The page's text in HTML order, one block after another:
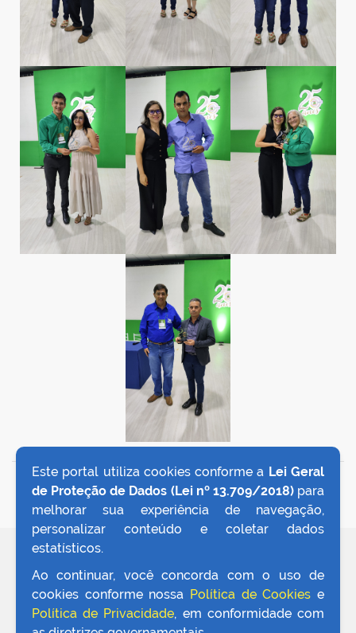
VOLTAR AO TOPO
Este portal utiliza cookies conforme a Lei Geral
de Proteção de Dados (Lei nº 13.709/2018)para
melhorar sua experiência de navegação,
personalizar conteúdo e coletar dados
estatísticos.
Ao continuar, você concorda com o uso de
cookies conforme nossa Política de Cookies e
Política de Privacidade, em conformidade com